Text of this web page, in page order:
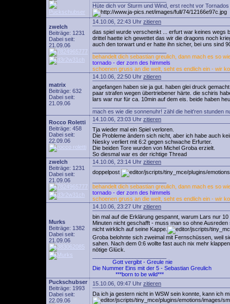
Hüte dich vor Sturm und Wind, erst recht vor
zwelch
Beiträge: 1231
Dabei seit:
21.09.06
14.10.06, 22:43 Uhr zitieren
das spiel wurde verschenkt ... erfurt war keines wegs
drittel haette ich gewettet das wir die dragons noch
auch den torwart und er hatte ihn sicher, bei uns sind
behandelt dich sebastian greulich, dann mach es so
tornado - der zorn des himmels
schoenen gruss an die welt, seht es endlich ein - wir
matrix
Beiträge: 632
Dabei seit:
21.09.06
14.10.06, 22:50 Uhr zitieren
angefangen haben sie ja gut. haben glei druck
paar strafen wegen übertriebener härte. die schiris
lars war nur für ca. 10min auf dem eis. beide haben
mach es wie die sonnenuhr! zähl die heit'ren stunden
Rocco Roletti
Beiträge: 458
Dabei seit:
22.09.06
14.10.06, 23:03 Uhr zitieren
Tja wieder mal ein Spiel verloren.
Die Probleme ändern sich nicht, aber ich habe auch
Niesky verliert mit 6:2 gegen schwache Erfurter.
Die beiden Tore wurden von Michel Groba erzielt.
So diesmal war es der richtige Thread
zwelch
Beiträge: 1231
Dabei seit:
21.09.06
14.10.06, 23:14 Uhr zitieren
doppelpost
behandelt dich sebastian greulich, dann mach es so
tornado - der zorn des himmels
schoenen gruss an die welt, seht es endlich ein - wir
Murks
Beiträge: 1382
Dabei seit:
21.09.06
14.10.06, 23:27 Uhr zitieren
bin mal auf die Erklärung gespannt, warum Lars nur
Minuten nicht geschafft - muss man so ohne
nicht wirklich auf seine Kappe.
Groba belohnte sich zweimal mit Fernschüssen, weil
sahen. Nach dem 0:6 wollte fast auch nix mehr
nötige Glück.
Gott vergibt - Greule nie
Die Nummer Eins mit der 5 - Sebastian Greulich
***born to be wild***
Puckschubser
Beiträge: 1993
Dabei seit:
22.09.06
15.10.06, 09:47 Uhr zitieren
Da ich ja gestern nicht in WSW sein konnte, kann ich